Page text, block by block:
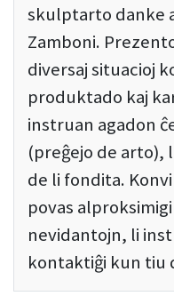
skulptarto danke
Zamboni.
diversaj situacioj
produktado kaj
instruan agadon
(preĝejo de arto),
de li fondita.
povas
nevidantojn, li
kontaktiĝi kun tiu